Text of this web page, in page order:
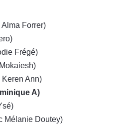
Forrer)
Frégé)
Ann)
A)
Mélanie Doutey)